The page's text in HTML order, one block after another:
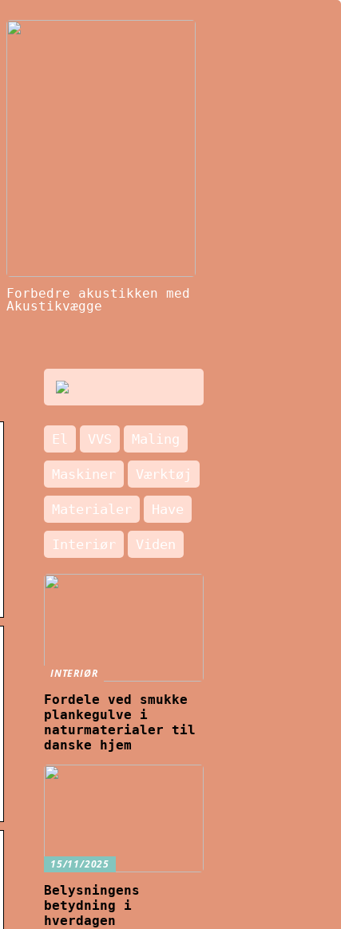
Forbedre akustikken med
Akustikvægge
El VVS Maling
Maskiner Værktøj
Materialer Have
Interiør Viden
INTERIØR
Fordele ved smukke
plankegulve i
naturmaterialer til
danske hjem
15/11/2025
Belysningens
betydning i
hverdagen